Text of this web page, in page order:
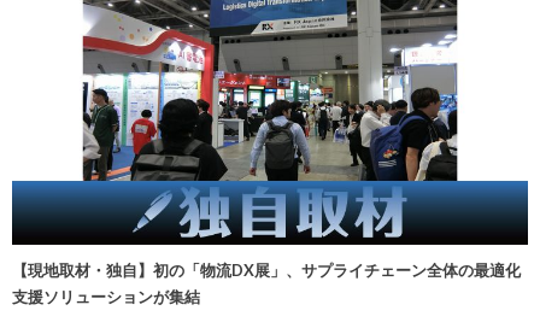
【現地取材・独自】初の「物流DX展」、サプライチェーン全体の最適化
支援ソリューションが集結